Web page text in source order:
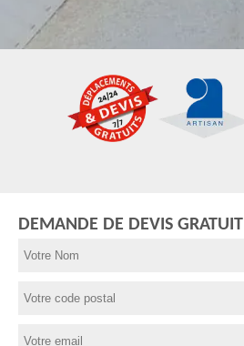
DEMANDE DE DEVIS GRATUIT